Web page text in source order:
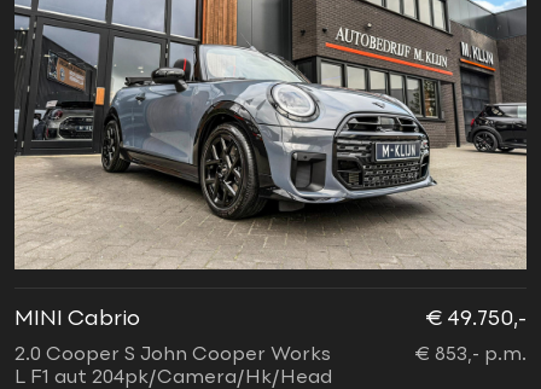
MINI Cabrio
2.0 Cooper S John Cooper Works
L F1 aut 204pk/Camera/Hk/Head
€ 49.750,-
€ 853,- p.m.